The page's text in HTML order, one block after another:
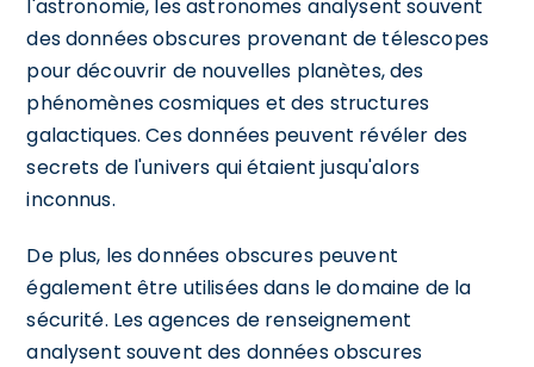
l'astronomie, les astronomes analysent souvent
des données obscures provenant de télescopes
pour découvrir de nouvelles planètes, des
phénomènes cosmiques et des structures
galactiques. Ces données peuvent révéler des
secrets de l'univers qui étaient jusqu'alors
inconnus.
De plus, les données obscures peuvent
également être utilisées dans le domaine de la
sécurité. Les agences de renseignement
analysent souvent des données obscures